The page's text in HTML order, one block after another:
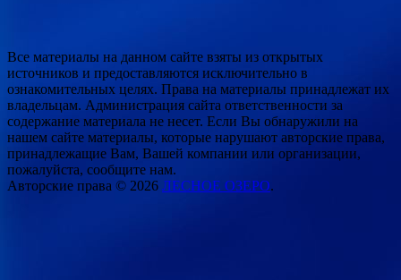
Все материалы на данном сайте взяты из открытых
источников и предоставляются исключительно в
ознакомительных целях. Права на материалы принадлежат их
владельцам. Администрация сайта ответственности за
содержание материала не несет. Если Вы обнаружили на
нашем сайте материалы, которые нарушают авторские права,
принадлежащие Вам, Вашей компании или организации,
пожалуйста, сообщите нам.
Авторские права © 2026 ЛЕСНОЕ ОЗЕРО.